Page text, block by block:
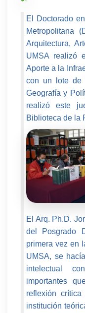
El Doctorado
Metropolitana
Arquitectura,
UMSA realizó
Aporte a la
con un lote de
Geografía y
realizó este
Biblioteca de la
El Arq. Ph.D.
del Posgrado
primera vez en
UMSA, se
intelectual
importantes
reflexión
institución